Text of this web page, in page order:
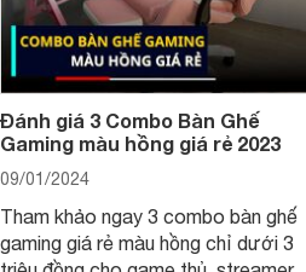
Đánh giá 3 Combo Bàn Ghế
Gaming màu hồng giá rẻ 2023
09/01/2024
Tham khảo ngay 3 combo bàn ghế
gaming giá rẻ màu hồng chỉ dưới 3